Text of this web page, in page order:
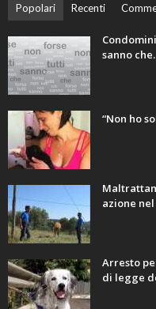
Popolari Recenti
sanno
“Non ho
azione
Arresto
di legge